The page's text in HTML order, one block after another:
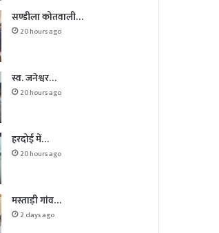
सण्डीला कोतवाली…
20 hours ago
स्व. जनेश्वर…
20 hours ago
हरदोई में…
20 hours ago
मस्ताड़ी गांव…
2 days ago